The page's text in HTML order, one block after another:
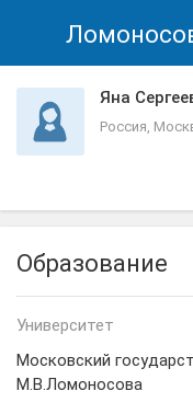
Яна
Россия,
Образование
Университет
Московский
М.В.Ломоносова